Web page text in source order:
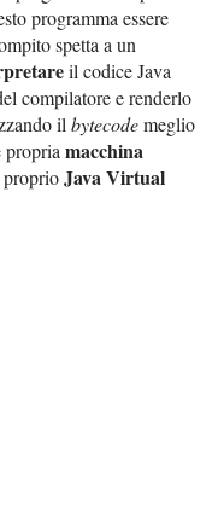
programma essere
spetta a un
il codice Java
compilatore e renderlo
ilbytecodemeglio
propriamacchina
proprioJava Virtual